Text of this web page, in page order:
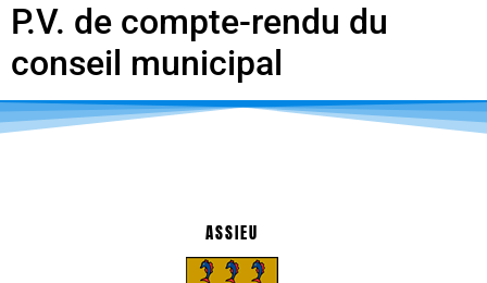
P.V. de compte-rendu du
conseil municipal
ASSIEU